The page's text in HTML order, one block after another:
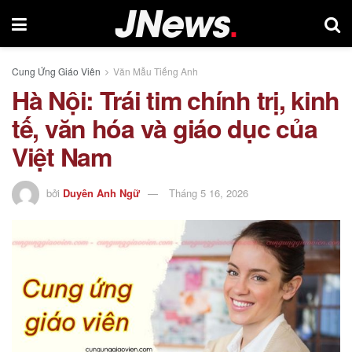
Cung Ứng Giáo Viên Văn Mẫu Tiếng Anh
Hà Nội: Trái tim chính trị, kinh
tế, văn hóa và giáo dục của
Việt Nam
bởi Duyên Anh Ngữ Tháng 5 16, 2026